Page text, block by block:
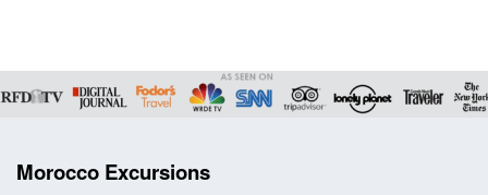
Morocco Excursions